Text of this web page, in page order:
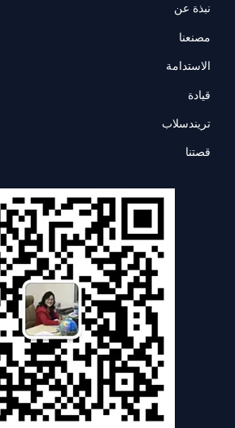
نبذة عن
مصنعنا
الاستدامة
قيادة
تريندسلاب
قصتنا